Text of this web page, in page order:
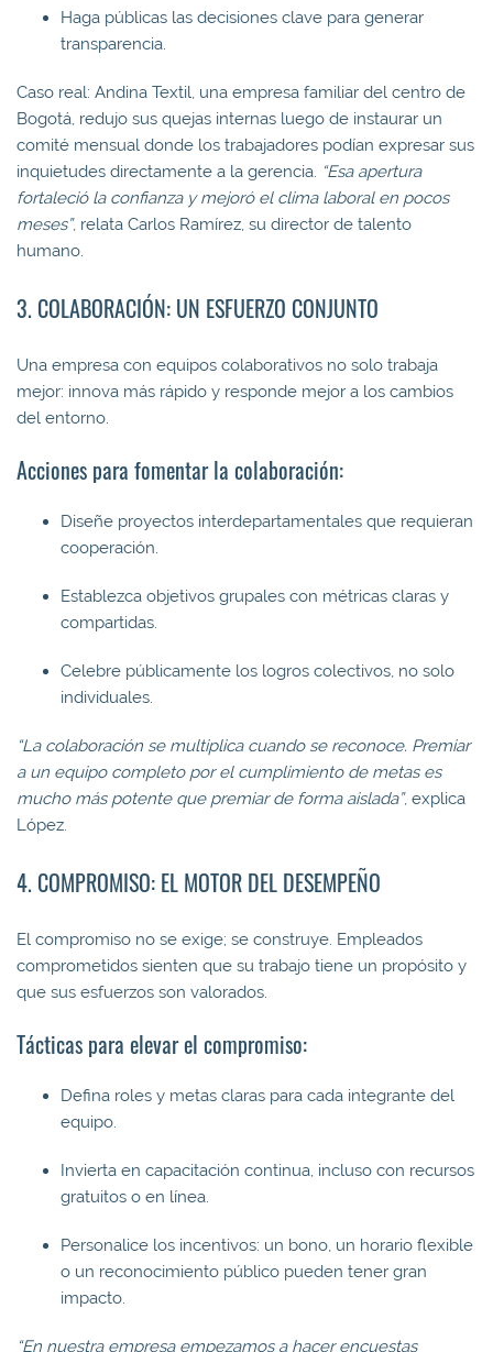
Haga públicas las decisiones clave para generar
transparencia.
Caso real: Andina Textil, una empresa familiar del centro de
Bogotá, redujo sus quejas internas luego de instaurar un
comité mensual donde los trabajadores podían expresar sus
inquietudes directamente a la gerencia. “Esa apertura
fortaleció la confianza y mejoró el clima laboral en pocos
meses”, relata Carlos Ramírez, su director de talento
humano.
3. COLABORACIÓN: UN ESFUERZO CONJUNTO
Una empresa con equipos colaborativos no solo trabaja
mejor: innova más rápido y responde mejor a los cambios
del entorno.
Acciones para fomentar la colaboración:
Diseñe proyectos interdepartamentales que requieran
cooperación.
Establezca objetivos grupales con métricas claras y
compartidas.
Celebre públicamente los logros colectivos, no solo
individuales.
“La colaboración se multiplica cuando se reconoce. Premiar
a un equipo completo por el cumplimiento de metas es
mucho más potente que premiar de forma aislada”, explica
López.
4. COMPROMISO: EL MOTOR DEL DESEMPEÑO
El compromiso no se exige; se construye. Empleados
comprometidos sienten que su trabajo tiene un propósito y
que sus esfuerzos son valorados.
Tácticas para elevar el compromiso:
Defina roles y metas claras para cada integrante del
equipo.
Invierta en capacitación continua, incluso con recursos
gratuitos o en línea.
Personalice los incentivos: un bono, un horario flexible
o un reconocimiento público pueden tener gran
impacto.
“En nuestra empresa empezamos a hacer encuestas